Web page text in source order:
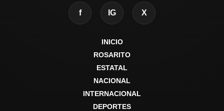
f IG X
INICIO
ROSARITO
ESTATAL
NACIONAL
INTERNACIONAL
DEPORTES